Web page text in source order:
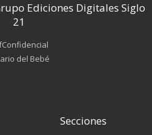
Ediciones Digitales Siglo
21
del Bebé
Secciones